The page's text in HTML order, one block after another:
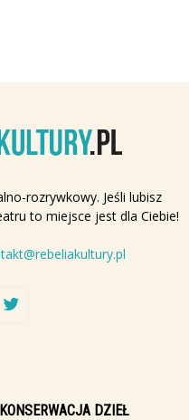
rozrywkowy. Jeśli lubisz
to miejsce jest dla Ciebie!
DZIEŁ